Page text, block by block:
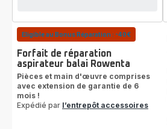
Eligible au Bonus Réparation : -40€
Forfait de réparation
aspirateur balai Rowenta
Pièces et main d'œuvre comprises
avec extension de garantie de 6
mois !
Expédié par l’entrepôt accessoires